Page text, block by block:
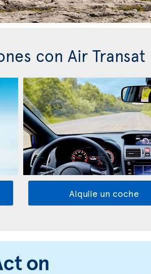
con Air Transat
Alquile un coche